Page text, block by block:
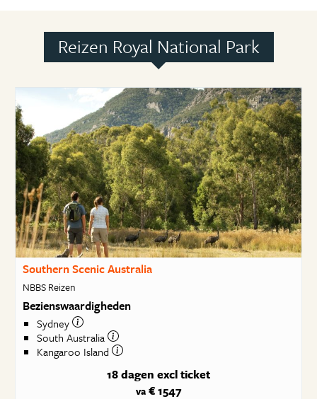
Reizen Royal National Park
Southern Scenic Australia
NBBS Reizen
Bezienswaardigheden
Sydney
South Australia
Kangaroo Island
18 dagen excl ticket
va€ 1547